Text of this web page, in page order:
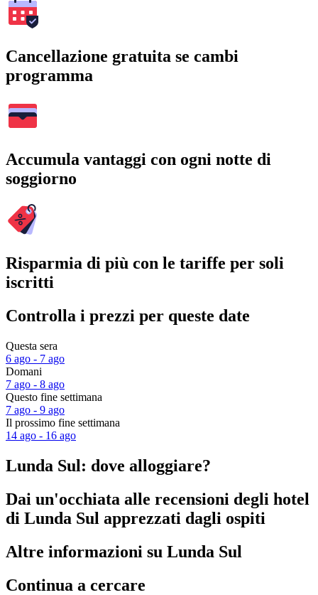
Cancellazione gratuita se cambi
programma
Accumula vantaggi con ogni notte di
soggiorno
Risparmia di più con le tariffe per soli
iscritti
Controlla i prezzi per queste date
Questa sera
6 ago - 7 ago
Domani
7 ago - 8 ago
Questo fine settimana
7 ago - 9 ago
Il prossimo fine settimana
14 ago - 16 ago
Lunda Sul: dove alloggiare?
Dai un'occhiata alle recensioni degli hotel
di Lunda Sul apprezzati dagli ospiti
Altre informazioni su Lunda Sul
Continua a cercare